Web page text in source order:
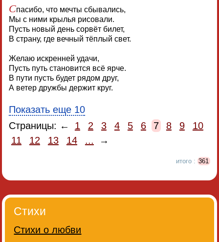
Спасибо, что мечты сбывались,
Мы с ними крылья рисовали.
Пусть новый день сорвёт билет,
В страну, где вечный тёплый свет.
Желаю искренней удачи,
Пусть путь становится всё ярче.
В пути пусть будет рядом друг,
А ветер дружбы держит круг.
Показать еще 10
Страницы: ←
1 2 3 4 5 6 7 8 9
10
11
12 13 14 ... →
итого : 361
Стихи
Стихи о любви